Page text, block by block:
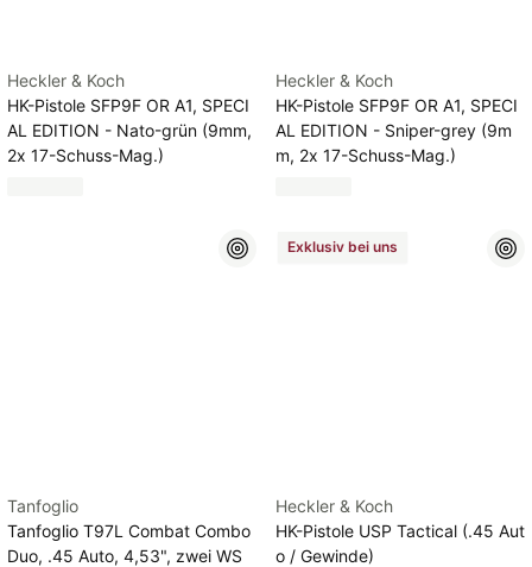
Heckler & Koch
HK-Pistole SFP9F OR A1, SPECI
AL EDITION - Nato-grün (9mm,
2x 17-Schuss-Mag.)
Heckler & Koch
HK-Pistole SFP9F OR A1, SPECI
AL EDITION - Sniper-grey (9m
m, 2x 17-Schuss-Mag.)
Tanfoglio
Tanfoglio T97L Combat Combo
Duo, .45 Auto, 4,53", zwei WS
Exklusiv bei uns
Heckler & Koch
HK-Pistole USP Tactical (.45 Aut
o / Gewinde)